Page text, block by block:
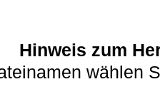
Hinweis zum
wählen